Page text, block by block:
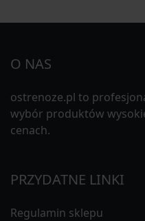
O NAS
ostrenoze.pl to
wybór produktów
cenach.
PRZYDATNE LINKI
Regulamin sklepu